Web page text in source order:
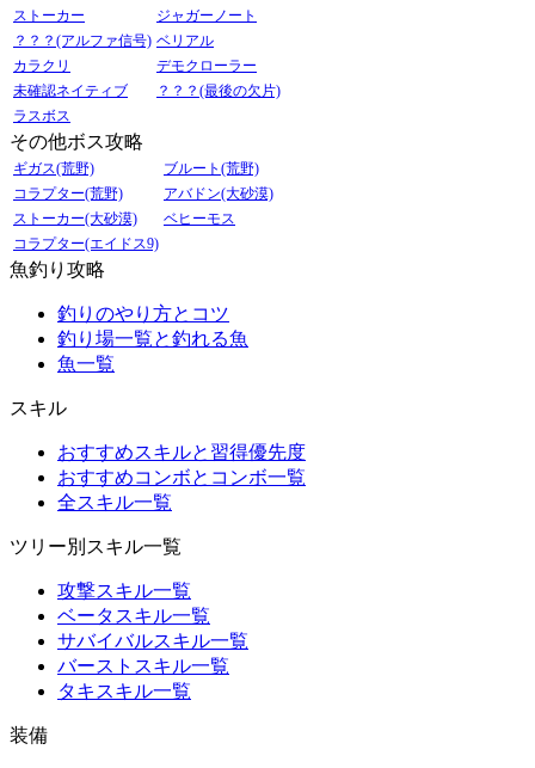
ストーカー
ジャガーノート
？？？(アルファ信号) ベリアル
カラクリ
デモクローラー
未確認ネイティブ
？？？(最後の欠片)
ラスボス
その他ボス攻略
ギガス(荒野)
ブルート(荒野)
コラプター(荒野)
アバドン(大砂漠)
ストーカー(大砂漠)
ベヒーモス
コラプター(エイドス9)
魚釣り攻略
釣りのやり方とコツ
釣り場一覧と釣れる魚
魚一覧
スキル
おすすめスキルと習得優先度
おすすめコンボとコンボ一覧
全スキル一覧
ツリー別スキル一覧
攻撃スキル一覧
ベータスキル一覧
サバイバルスキル一覧
バーストスキル一覧
タキスキル一覧
装備